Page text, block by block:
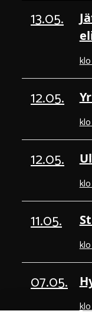
13.05.
12.05.
12.05.
11.05.
07.05.